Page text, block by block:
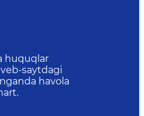
huquqlar
saytdagi
havola